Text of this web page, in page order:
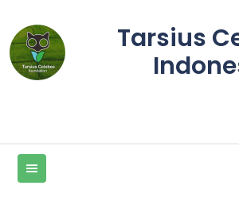
content
Tarsius